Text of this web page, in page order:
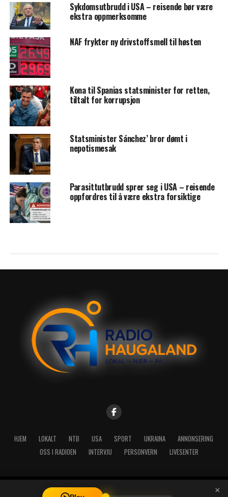
Sykdomsutbrudd i USA – reisende bør være
ekstra oppmerksomme
NAF frykter ny drivstoffsmell til høsten
Kona til Spanias statsminister for retten,
tiltalt for korrupsjon
Statsminister Sánchez’ bror dømt i
nepotismesak
Parasittutbrudd sprer seg i USA – reisende
oppfordres til å være ekstra forsiktige
HJEM LOKALT NTB USA SPORT UKRAINA
ANNONSERING
OSS I RADIOEN
INTERVJU PERSONVERN LIVESENTER
Copyright © 2026 A-Media AS | Radio Haugaland - Haraldsgata 114,
×